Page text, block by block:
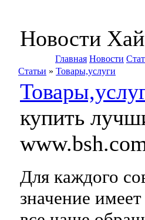
Новости
Главная Новости
Статьи » Товары,услуги
купить
Для каждого
значение